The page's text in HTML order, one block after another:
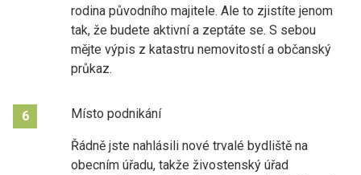
rodina původního majitele. Ale to zjistíte jenom
tak, že budete aktivní a zeptáte se. S sebou
mějte výpis z katastru nemovitostí a občanský
průkaz.
6 Místo podnikání
Řádně jste nahlásili nové trvalé bydliště na
obecním úřadu, takže živostenský úřad